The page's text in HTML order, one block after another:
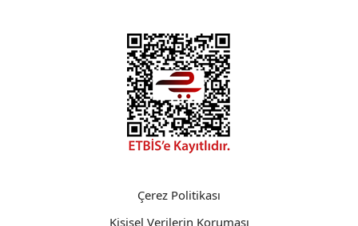
Çerez Politikası
Kişisel Verilerin Koruması